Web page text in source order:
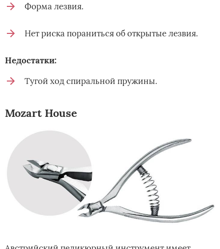
Форма лезвия.
Нет риска пораниться об открытые лезвия.
Недостатки:
Тугой ход спиральной пружины.
Mozart House